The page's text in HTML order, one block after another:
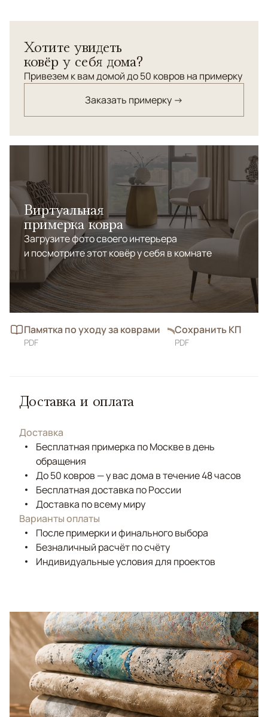
персидским орнаментом "Бута".
Хотите увидеть
ковёр у себя дома?
Привезем к вам домой до 50 ковров на примерку
Заказать примерку →
Виртуальная
примерка ковра
Загрузите фото своего интерьера
и посмотрите этот ковёр у себя в комнате
Памятка по уходу за коврами
PDF
Сохранить КП
PDF
Доставка и оплата
Доставка
Бесплатная примерка по Москве в день
обращения
До 50 ковров — у вас дома в течение 48 часов
Бесплатная доставка по России
Доставка по всему миру
Варианты оплаты
После примерки и финального выбора
Безналичный расчёт по счёту
Индивидуальные условия для проектов